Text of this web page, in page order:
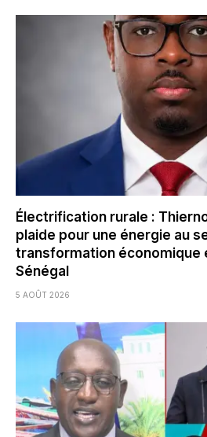
Électrification rurale : Thierno
plaide pour une énergie au
transformation économique
Sénégal
5 AOÛT 2026